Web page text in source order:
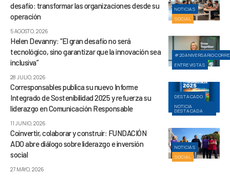
NOTICIAS
SOCIAL
desafío: transformar las organizaciones desde su
operación
5 AGOSTO, 2026
ENTREVISTAS
Helen Devanny: “El gran desafío no será
tecnológico, sino garantizar que la innovación sea
inclusiva”
28 JULIO, 2026
DESTACADO
NOTICIA
DESTACADA
Corresponsables publica su nuevo Informe
Integrado de Sostenibilidad 2025 y refuerza su
liderazgo en Comunicación Responsable
11 JUNIO, 2026
NOTICIAS
SOCIAL
Coinvertir, colaborar y construir: FUNDACIÓN
ADO abre diálogo sobre liderazgo e inversión
social
27 MAYO, 2026